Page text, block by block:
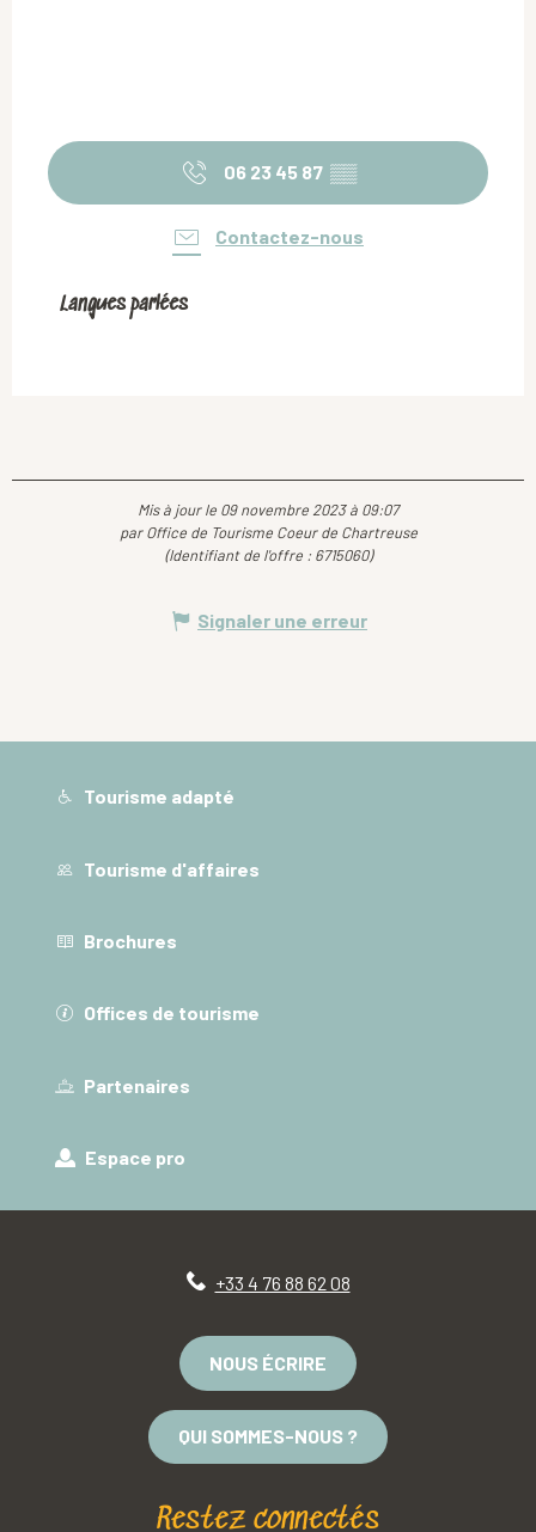
06 23 45 87 ▒▒
Contactez-nous
Langues parlées
Langues parlées
Mis à jour le 09 novembre 2023 à 09:07
par Office de Tourisme Coeur de Chartreuse
(Identifiant de l'offre : 6715060)
Signaler une erreur
Tourisme adapté
Tourisme d'affaires
Brochures
Offices de tourisme
Partenaires
Espace pro
+33 4 76 88 62 08
NOUS ÉCRIRE
QUI SOMMES-NOUS ?
Restez connectés